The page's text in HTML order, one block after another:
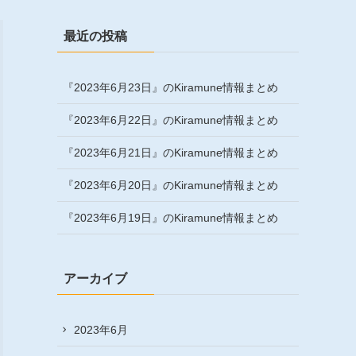
最近の投稿
『2023年6月23日』のKiramune情報まとめ
『2023年6月22日』のKiramune情報まとめ
『2023年6月21日』のKiramune情報まとめ
『2023年6月20日』のKiramune情報まとめ
『2023年6月19日』のKiramune情報まとめ
アーカイブ
2023年6月